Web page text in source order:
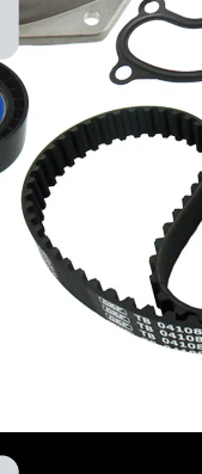
Antal
04108
1
84416